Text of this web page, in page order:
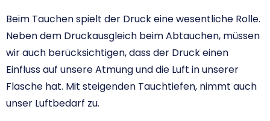
Beim Tauchen spielt der Druck eine wesentliche Rolle.
Neben dem Druckausgleich beim Abtauchen, müssen
wir auch berücksichtigen, dass der Druck einen
Einfluss auf unsere Atmung und die Luft in unserer
Flasche hat. Mit steigenden Tauchtiefen, nimmt auch
unser Luftbedarf zu.